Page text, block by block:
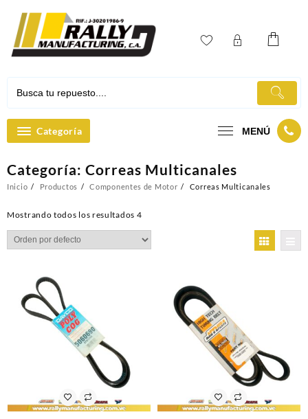
contenido
Categoría MENÚ
Categoría: Correas Multicanales
Inicio Productos Componentes de Motor Correas Multicanales
Mostrando todos los resultados 4